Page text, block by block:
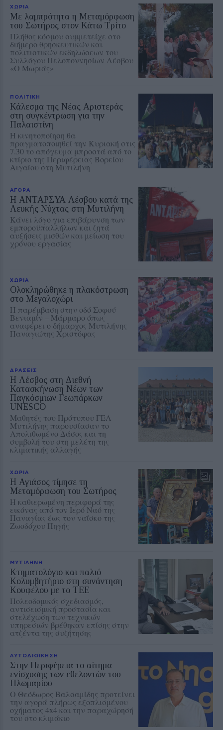
ΧΩΡΙΑ
Με λαμπρότητα η Μεταμόρφωση
του Σωτήρος στον Κάτω Τρίτο
Πλήθος κόσμου συμμετείχε στο
διήμερο θρησκευτικών και
πολιτιστικών εκδηλώσεων του
Συλλόγου Πελοποννησίων Λέσβου
«Ο Μωριάς»
ΠΟΛΙΤΙΚΗ
Κάλεσμα της Νέας Αριστεράς
στη συγκέντρωση για την
Παλαιστίνη
Η κινητοποίηση θα
πραγματοποιηθεί την Κυριακή στις
7.30 το απόγευμα μπροστά από το
κτίριο της Περιφέρειας Βορείου
Αιγαίου στη Μυτιλήνη
ΑΓΟΡΑ
Η ΑΝΤΑΡΣΥΑ Λέσβου κατά της
Λευκής Νύχτας στη Μυτιλήνη
Κάνει λόγο για επιβάρυνση των
εμποροϋπαλλήλων και ζητά
αυξήσεις μισθών και μείωση του
χρόνου εργασίας
ΧΩΡΙΑ
Ολοκληρώθηκε η πλακόστρωση
στο Μεγαλοχώρι
Η παρέμβαση στην οδό Σοφού
Βενιαμίν – Μάρμαρο όπως
αναφέρει ο δήμαρχος Μυτιλήνης
Παναγιώτης Χριστόφας
ΔΡΑΣΕΙΣ
Η Λέσβος στη Διεθνή
Κατασκήνωση Νέων των
Παγκόσμιων Γεωπάρκων
UNESCO
Μαθητές του Πρότυπου ΓΕΛ
Μυτιλήνης παρουσίασαν το
Απολιθωμένο Δάσος και τη
συμβολή του στη μελέτη της
κλιματικής αλλαγής
ΧΩΡΙΑ
Η Αγιάσος τίμησε τη
Μεταμόρφωση του Σωτήρος
Η καθιερωμένη περιφορά της
εικόνας από τον Ιερό Ναό της
Παναγίας έως τον ναΐσκο της
Ζωοδόχου Πηγής
ΜΥΤΙΛΗΝΗ
Κτηματολόγιο και παλιό
Κολυμβητήριο στη συνάντηση
Κουφέλου με το ΤΕΕ
Πολεοδομικός σχεδιασμός,
αντισεισμική προστασία και
στελέχωση των τεχνικών
υπηρεσιών βρέθηκαν επίσης στην
ατζέντα της συζήτησης
ΑΥΤΟΔΙΟΙΚΗΣΗ
Στην Περιφέρεια το αίτημα
ενίσχυσης των εθελοντών του
Πλωμαρίου
Ο Θεόδωρος Βαλσαμίδης προτείνει
την αγορά πλήρως εξοπλισμένου
οχήματος 4x4 και την παραχώρησή
του στο κλιμάκιο